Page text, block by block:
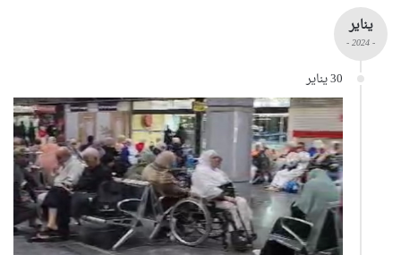
يناير
- 2024 -
30 يناير